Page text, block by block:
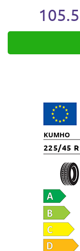
KUMHO
225/45